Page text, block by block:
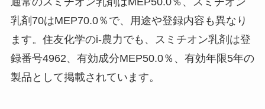
乳剤70はMEP70.0％で、用途や登録内容も異なり
ます。住友化学のi-農力でも、スミチオン乳剤は登
録番号4962、有効成分MEP50.0％、有効年限5年の
製品として掲載されています。